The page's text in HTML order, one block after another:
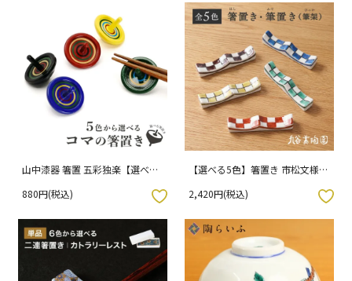
山中漆器 箸置 五彩独楽【選べる
880円(税込)
【選べる5色】箸置き 市松文様
2,420円(税込)
お気に入りボタン